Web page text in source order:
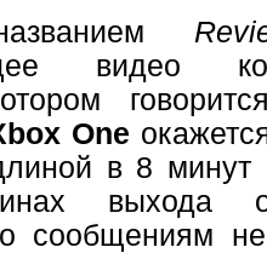
видео
One
в 8 минут
выхода
сообщениям